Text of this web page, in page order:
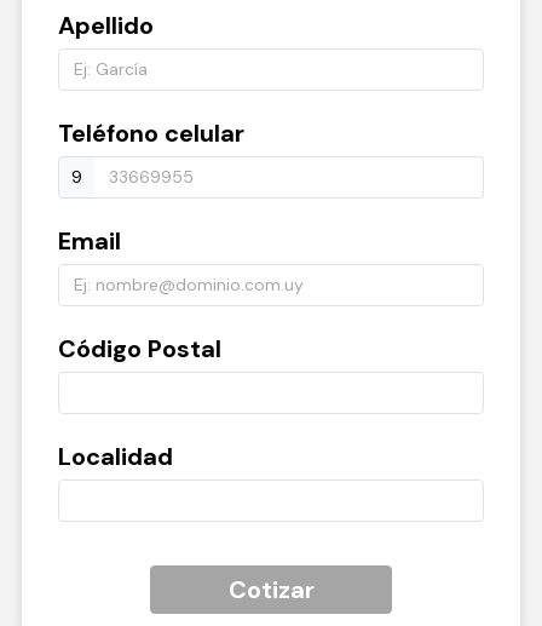
Apellido
Teléfono celular
9
Email
Código Postal
Localidad
Cotizar